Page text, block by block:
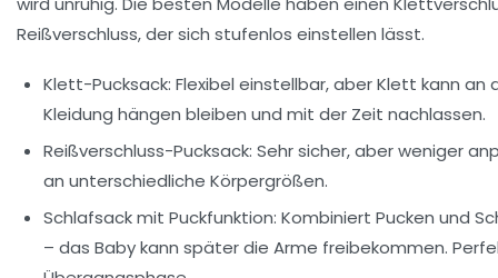
Reißverschluss, der sich stufenlos einstellen lässt.
Klett-Pucksack: Flexibel einstellbar, aber Klett kann an
Kleidung hängen bleiben und mit der Zeit nachlassen.
Reißverschluss-Pucksack: Sehr sicher, aber weniger
an unterschiedliche Körpergrößen.
Schlafsack mit Puckfunktion: Kombiniert Pucken und
– das Baby kann später die Arme freibekommen.